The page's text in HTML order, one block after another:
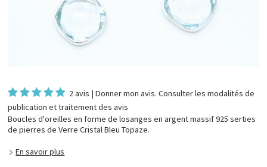
2 avis |Donner mon avis. Consulter lesmodalités de
publication et traitement des avis
Boucles d'oreilles en forme de losanges en argent massif 925 serties
de pierres de Verre Cristal Bleu Topaze.
En savoir plus